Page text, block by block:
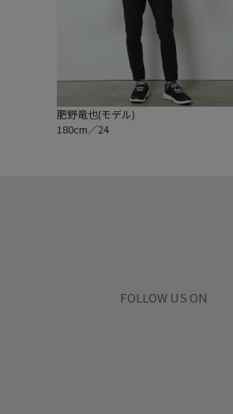
肥野竜也(モデル)
180cm／24
FOLLOW US ON